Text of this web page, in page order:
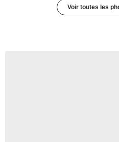
Voir toutes les